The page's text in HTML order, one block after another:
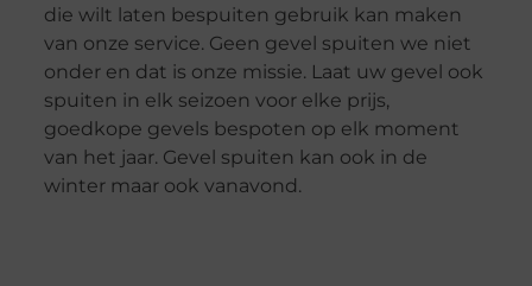
die wilt laten bespuiten gebruik kan maken
van onze service. Geen gevel spuiten we niet
onder en dat is onze missie. Laat uw gevel ook
spuiten in elk seizoen voor elke prijs,
goedkope gevels bespoten op elk moment
van het jaar. Gevel spuiten kan ook in de
winter maar ook vanavond.